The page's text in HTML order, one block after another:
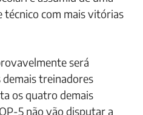
Portaluppi, ou Renato
o treinador gremista
e assumiu de uma
com mais vitórias